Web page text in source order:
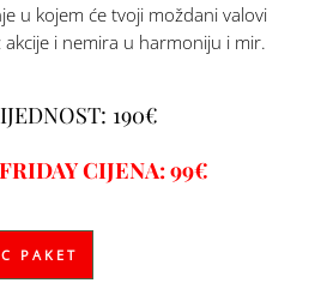
u kojem će tvoji moždani valovi
i nemira u harmoniju i mir.
190€
CIJENA: 99€
PAKET